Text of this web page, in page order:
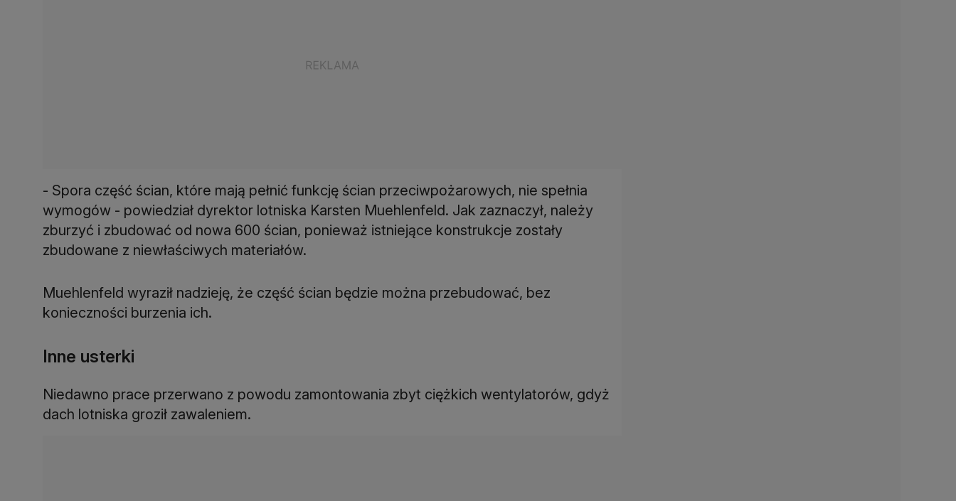
- Spora część ścian, które mają pełnić funkcję ścian przeciwpożarowych, nie spełnia
wymogów - powiedział dyrektor lotniska Karsten Muehlenfeld. Jak zaznaczył, należy
zburzyć i zbudować od nowa 600 ścian, ponieważ istniejące konstrukcje zostały
zbudowane z niewłaściwych materiałów.
Muehlenfeld wyraził nadzieję, że część ścian będzie można przebudować, bez
konieczności burzenia ich.
Inne usterki
Niedawno prace przerwano z powodu zamontowania zbyt ciężkich wentylatorów, gdyż
dach lotniska groził zawaleniem.